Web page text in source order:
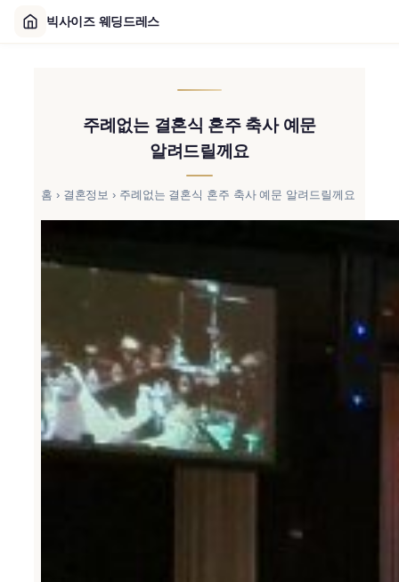
주례없는 결혼식 혼주 축사 예문
알려드릴께요
홈 › 결혼정보 › 주례없는 결혼식 혼주 축사 예문 알려드릴께요
빅사이즈 웨딩드레스